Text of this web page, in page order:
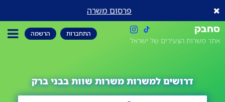
פרסום משרה
סחבק
אתר משרות הצעירים של ישראל
התחברות הרשמה
דרושים למשרות משרות שוות בבני ברק